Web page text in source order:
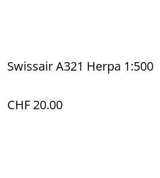
Swissair A321 Herpa 1:500
CHF 20.00